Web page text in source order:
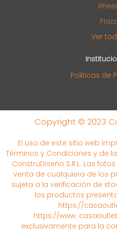
Ver
Politicas de
Copyright © 2023
El uso de este sitio web
Términos y Condiciones y de
ConstruDiseño S.R.L. Las
venta de cualquiera de los
sujeta a la verificación de
los productos
https://
https://www.
exclusivamente para la